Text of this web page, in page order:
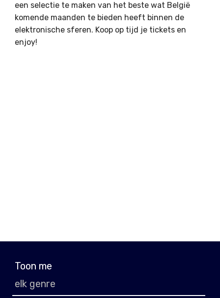
een selectie te maken van het beste wat België
komende maanden te bieden heeft binnen de
elektronische sferen. Koop op tijd je tickets en
enjoy!
Toon me